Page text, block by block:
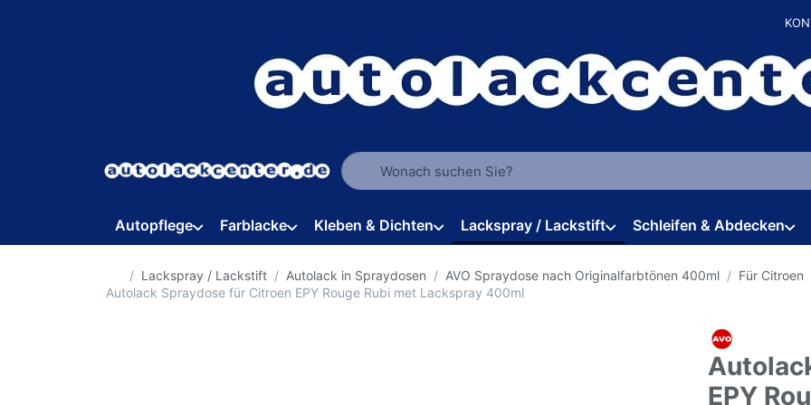
Geben Sie einen Suchbegriff ein. Während Sie tippen, erscheinen
Autopflege Farblacke Kleben & Dichten Lackspray / Lackstift Schleifen & Abdecken
Startseite
Lackspray / Lackstift Autolack in Spraydosen AVO Spraydose nach Originalfarbtönen 400ml
Für Citroen
Autolack Spraydose für Citroen EPY Rouge Rubi met Lackspray 400ml
EPY